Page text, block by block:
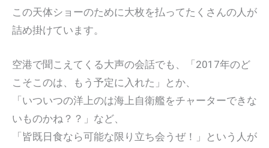
この天体ショーのために大枚を払ってたくさんの人が
詰め掛けています。
空港で聞こえてくる大声の会話でも、「2017年のど
こそこのは、もう予定に入れた」とか、
「いついつの洋上のは海上自衛艦をチャーターできな
いものかね？？」など、
「皆既日食なら可能な限り立ち会うぜ！」という人が